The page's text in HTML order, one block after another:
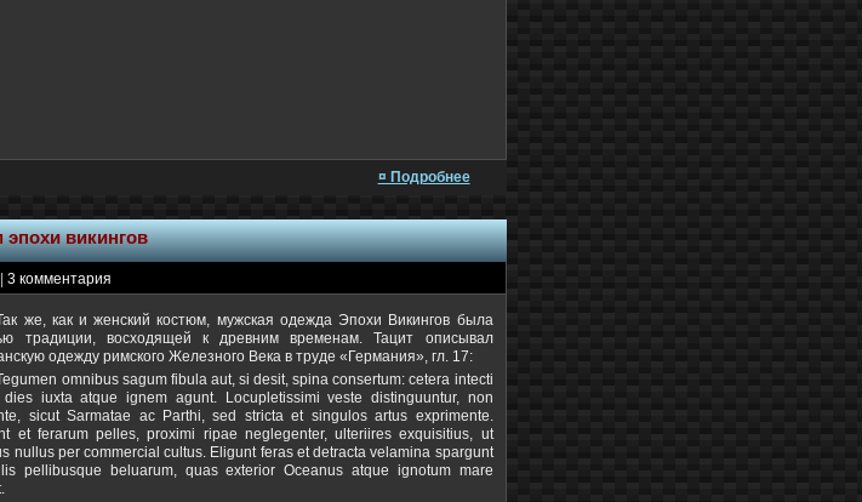
¤ Подробнее
викингов
|3 комментария
же, как и женский костюм, мужская одежда Эпохи Викингов была
традиции, восходящей к древним временам. Тацит описывал
одежду римского Железного Века в труде «Германия», гл. 17:
omnibus sagum fibula aut, si desit, spina consertum: cetera intecti
dies iuxta atque ignem agunt. Locupletissimi veste distinguuntur, non
sicut Sarmatae ac Parthi, sed stricta et singulos artus exprimente.
et ferarum pelles, proximi ripae neglegenter, ulteriires exquisitius, ut
nullus per commercial cultus. Eligunt feras et detracta velamina spargunt
pellibusque beluarum, quas exterior Oceanus atque ignotum mare